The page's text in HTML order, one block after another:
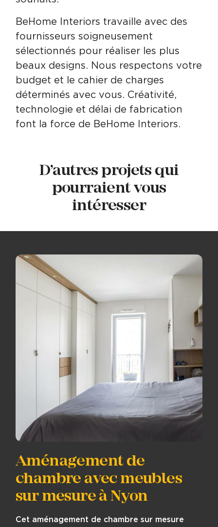
BeHome Interiors travaille avec des
fournisseurs soigneusement
sélectionnés pour réaliser les plus
beaux designs. Nous respectons votre
budget et le cahier de charges
déterminés avec vous. Créativité,
technologie et délai de fabrication
font la force de BeHome Interiors.
D’autres projets qui
pourraient vous
intéresser
Aménagement de
chambre avec meubles
sur mesure à Nyon
Cet aménagement de chambre sur mesure